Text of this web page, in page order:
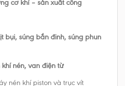
cơ khí – sản xuất công
bụi, súng bắn đinh, súng phun
khí nén, van điện từ
nén khí piston và trục vít